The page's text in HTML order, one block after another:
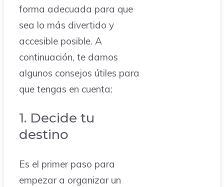
forma adecuada para que
sea lo más divertido y
accesible posible. A
continuación, te damos
algunos consejos útiles para
que tengas en cuenta:
1. Decide tu
destino
Es el primer paso para
empezar a organizar un